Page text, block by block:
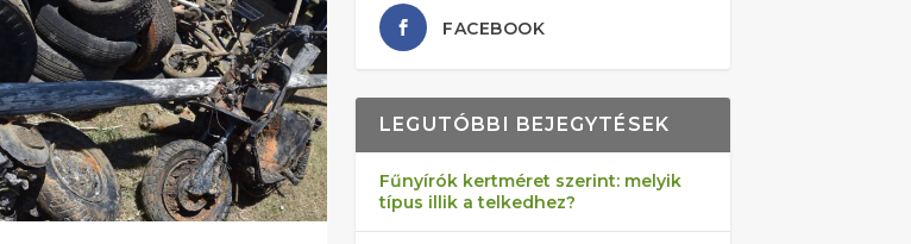
FACEBOOK
LEGUTÓBBI BEJEGYTÉSEK
Fűnyírók kertméret szerint: melyik
típus illik a telkedhez?